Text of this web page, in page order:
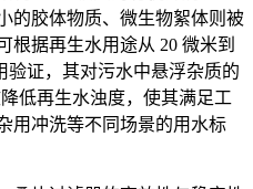
的胶体物质、微生物絮体则被
根据再生水用途从 20 微米到
验证，其对污水中悬浮杂质的
低再生水浊度，使其满足工
用冲洗等不同场景的用水标